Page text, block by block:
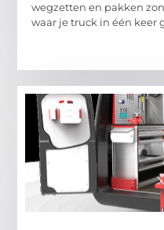
wegzetten en pakken
waar je truck in één keer